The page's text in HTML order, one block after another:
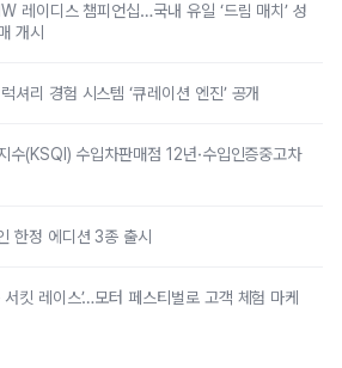
레이디스 챔피언십…국내 유일 ‘드림 매치’ 성
개시
셔리 경험 시스템 ‘큐레이션 엔진’ 공개
수(KSQI) 수입차판매점 12년·수입인증중고차
한정 에디션 3종 출시
킷 레이스’…모터 페스티벌로 고객 체험 마케